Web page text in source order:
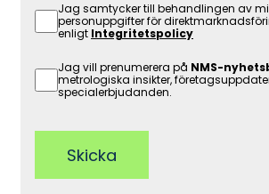
Jag samtycker till behandlingen av
personuppgifter för
enligt Integritetspolicy
Jag vill prenumerera på NMS-
metrologiska insikter,
specialerbjudanden.
Skicka